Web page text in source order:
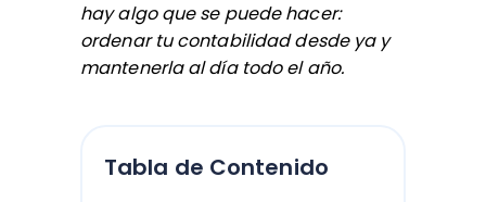
hay algo que se puede hacer:
ordenar tu contabilidad desde ya y
mantenerla al día todo el año.
Tabla de Contenido